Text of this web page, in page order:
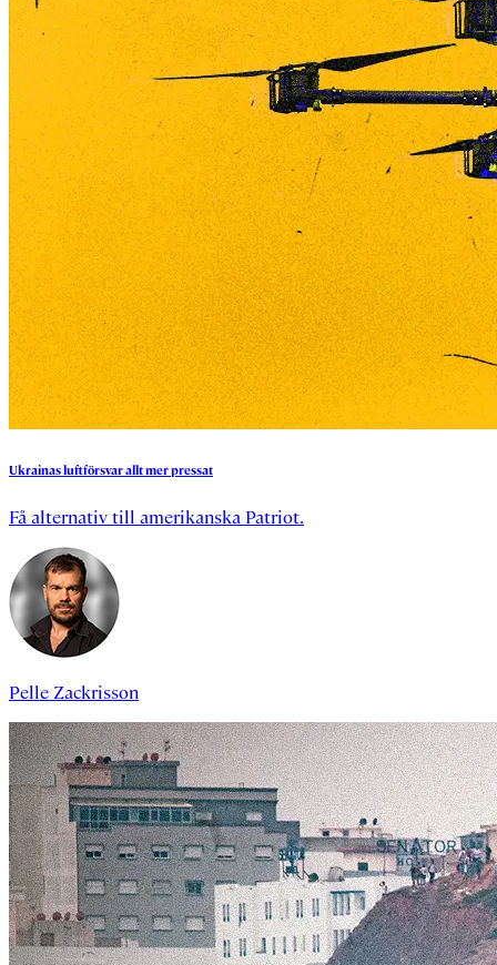
Ukrainasluftförsvaralltmerpressat
Få alternativ till amerikanska Patriot.
Pelle Zackrisson